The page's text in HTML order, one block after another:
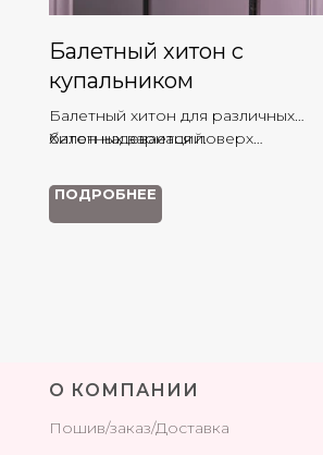
Балетный хитон с
купальником
Балетный хитон для различных
балетных вариаций.
Хитон надевается поверх
использовать отдельно.
ПОДРОБНЕЕ
О КОМПАНИИ
Пошив/заказ/Доставка